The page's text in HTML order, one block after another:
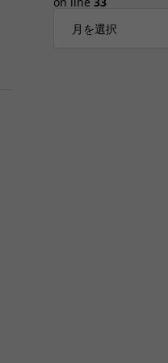
月を選択